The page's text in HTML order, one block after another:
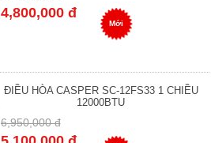
4,800,000 đ
Mới
ĐIỀU HÒA CASPER SC-12FS33 1 CHIỀU
12000BTU
6,950,000 đ